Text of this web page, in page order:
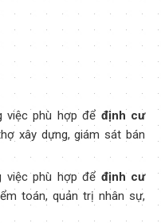
việc phù hợp để định cư
xây dựng, giám sát bán
việc phù hợp để định cư
toán, quản trị nhân sự,